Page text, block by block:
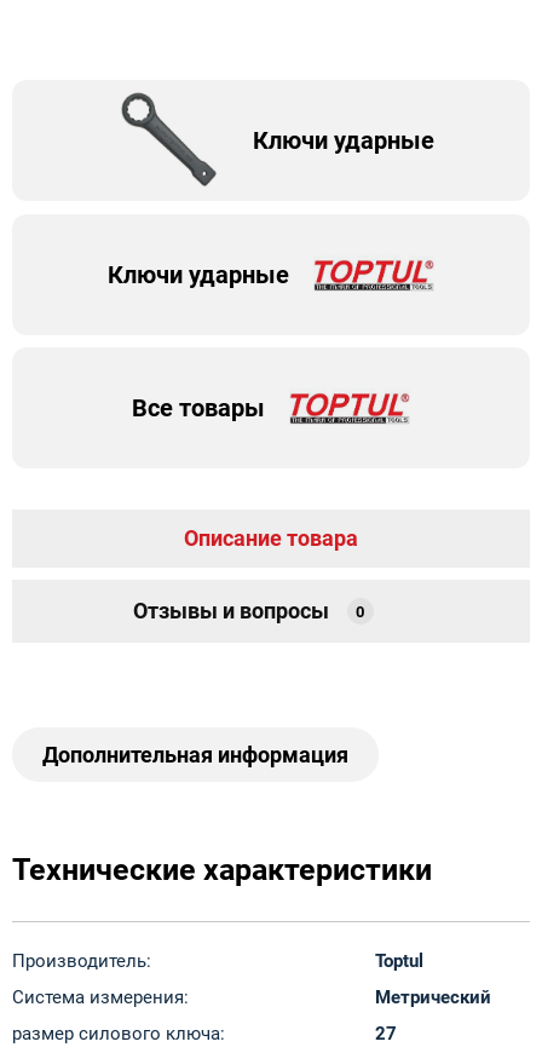
Ключи ударные
Ключи ударные
Все товары
Описание товара
Отзывы и вопросы 0
Дополнительная информация
Технические характеристики
Производитель:
Toptul
Система измерения:
Метрический
размер силового ключа:
27